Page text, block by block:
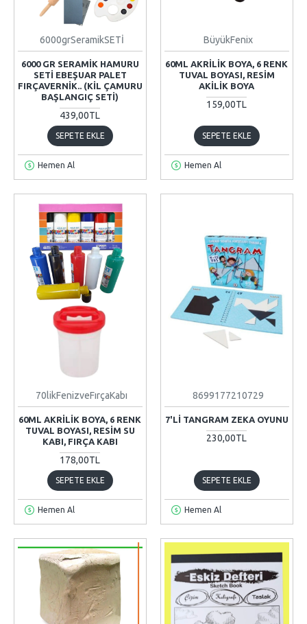
6000grSeramikSETİ
6000 GR SERAMIK HAMURU
SETI EBEŞUAR PALET
FIRÇAVERNIK.. (KIL ÇAMURU
BAŞLANGIÇ SETI)
439,00TL
SEPETE EKLE
Hemen Al
BüyükFenix
60ML AKRILIK BOYA, 6 RENK
TUVAL BOYASI, RESIM
AKILIK BOYA
159,00TL
SEPETE EKLE
Hemen Al
70likFenizveFırçaKabı
60ML AKRILIK BOYA, 6 RENK
TUVAL BOYASI, RESIM SU
KABI, FIRÇA KABI
178,00TL
SEPETE EKLE
Hemen Al
8699177210729
7'LI TANGRAM ZEKA OYUNU
230,00TL
SEPETE EKLE
Hemen Al